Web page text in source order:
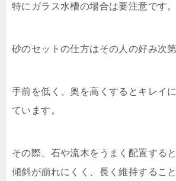
特にガラス水槽の場合は要注意です。
砂のセットの仕方はその人の好み次
手前を低く、奥を高くするとキレイ
ています。
その際、石や流木をうまく配置する
傾斜が崩れにくく、長く維持するこ